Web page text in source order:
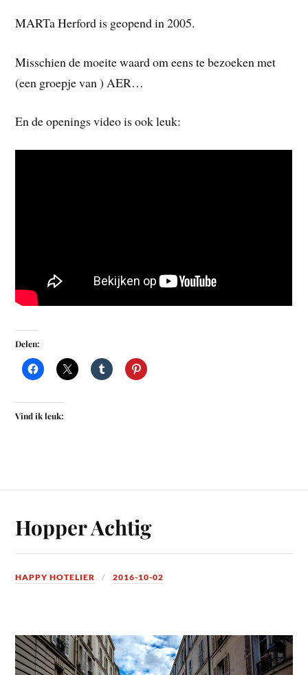
MARTa Herford is geopend in 2005.
Misschien de moeite waard om eens te bezoeken met
(een groepje van ) AER…
En de openings video is ook leuk:
Delen:
Vind ik leuk:
Hopper Achtig
HAPPY HOTELIER 2016-10-02